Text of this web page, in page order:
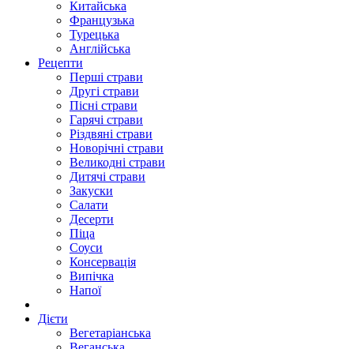
Китайська
Французька
Турецька
Англійська
Рецепти
Перші страви
Другі страви
Пісні страви
Гарячі страви
Різдвяні страви
Новорічні страви
Великодні страви
Дитячі страви
Закуски
Салати
Десерти
Піца
Соуси
Консервація
Випічка
Напої
Дієти
Вегетаріанська